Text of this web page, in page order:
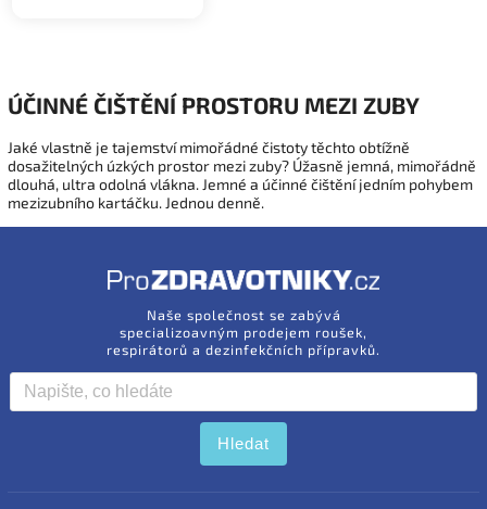
ÚČINNÉ ČIŠTĚNÍ PROSTORU MEZI ZUBY
Jaké vlastně je tajemství mimořádné čistoty těchto obtížně
dosažitelných úzkých prostor mezi zuby? Úžasně jemná, mimořádně
dlouhá, ultra odolná vlákna. Jemné a účinné čištění jedním pohybem
mezizubního kartáčku. Jednou denně.
Naše společnost se zabývá
specializoavným prodejem roušek,
respirátorů a dezinfekčních přípravků.
Hledat